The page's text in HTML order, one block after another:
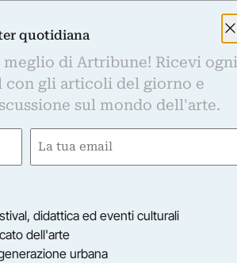
quotidiana
di Artribune! Ricevi ogni
con gli articoli del giorno e
sul mondo dell'arte.
Email
didattica ed eventi culturali
dell'arte
urbana